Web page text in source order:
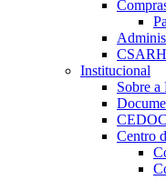
Institucional
Sobre a
CEDOC
Centro